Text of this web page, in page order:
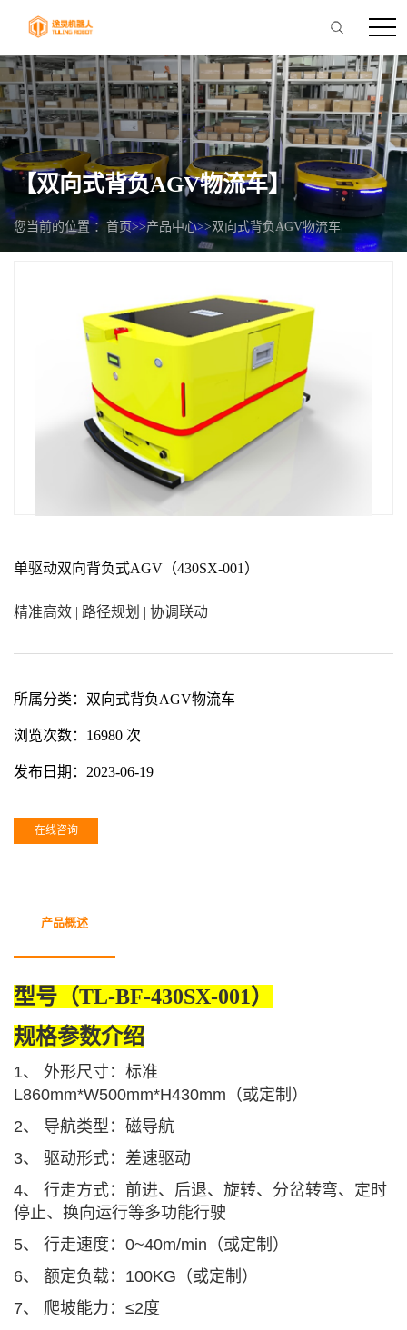
【双向式背负AGV物流车】
您当前的位置 ： 首页>>产品中心>>双向式背负AGV物流车
单驱动双向背负式AGV（430SX-001）
精准高效 | 路径规划 | 协调联动
所属分类： 双向式背负AGV物流车
浏览次数： 16980 次
发布日期： 2023-06-19
在线咨询
产品概述
型号（TL-BF-430SX-001）
规格参数介绍
1、 外形尺寸：标准
L860mm*W500mm*H430mm（或定制）
2、 导航类型：磁导航
3、 驱动形式：差速驱动
4、 行走方式：前进、后退、旋转、分岔转弯、定时
停止、换向运行等多功能行驶
5、 行走速度：0~40m/min（或定制）
6、 额定负载：100KG（或定制）
7、 爬坡能力：≤2度